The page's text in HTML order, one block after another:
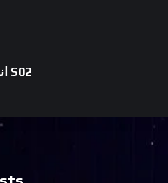
انت وطني S02